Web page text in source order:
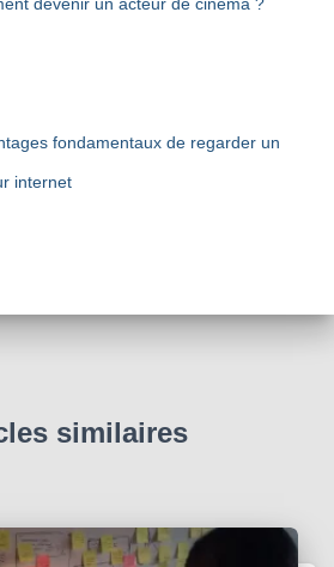
devenir un acteur de cinéma ?
fondamentaux de regarder un
internet
similaires